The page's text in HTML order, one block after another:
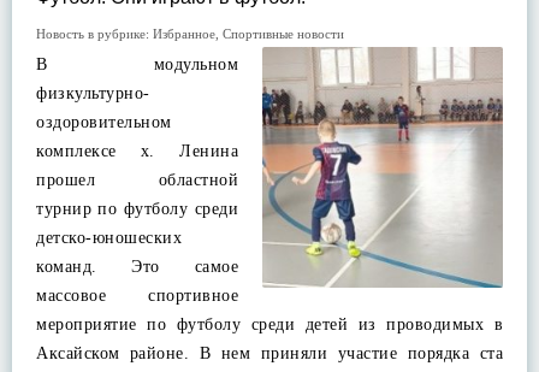
Новость в рубрике: Избранное Спортивные новости
В модульном
физкультурно-
оздоровительном
комплексе х. Ленина
прошел областной
турнир по футболу среди
детско-юношеских
команд. Это самое
массовое спортивное
мероприятие по футболу среди детей из проводимых в
Аксайском районе. В нем приняли участие порядка ста